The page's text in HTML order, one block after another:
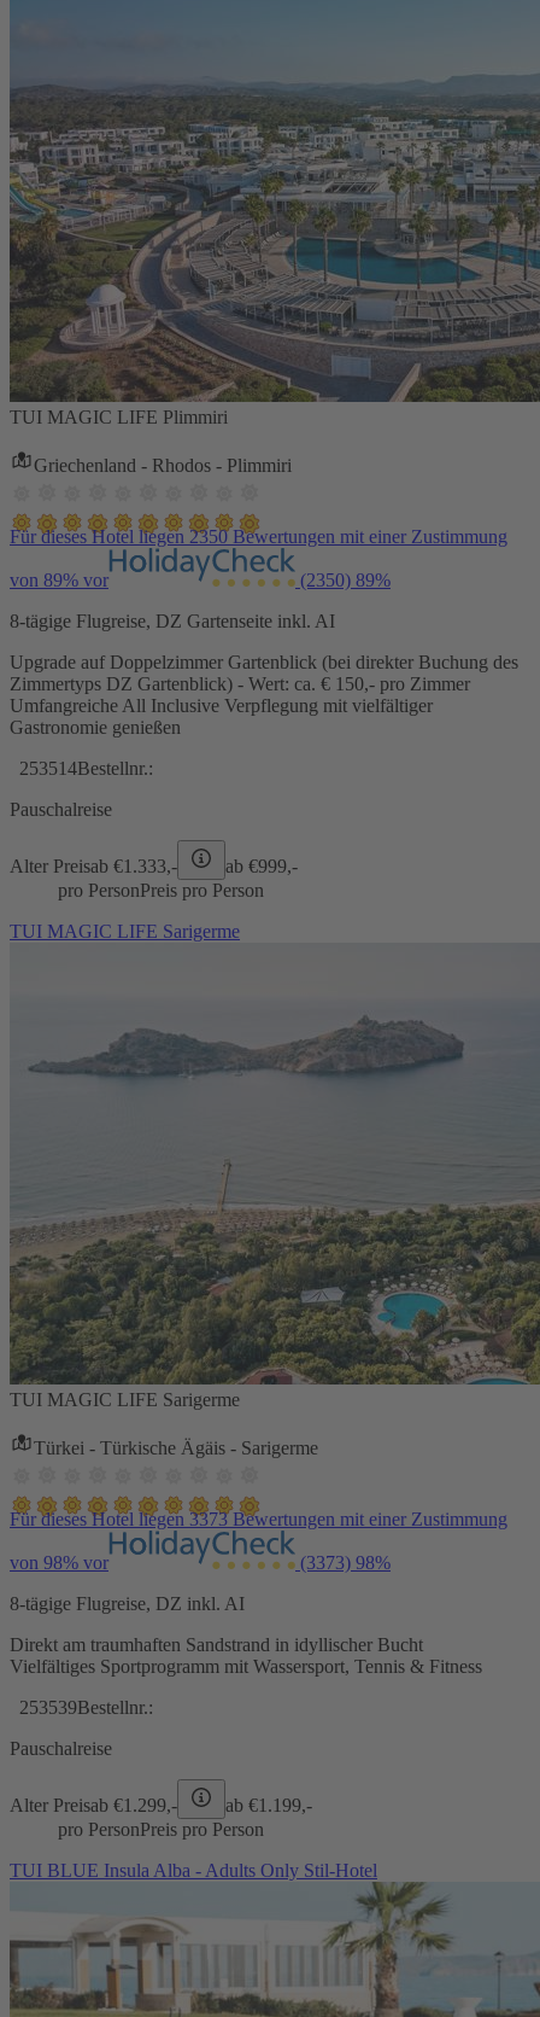
TUI MAGIC LIFE Plimmiri
Griechenland - Rhodos - Plimmiri
Für dieses Hotel liegen 2350 Bewertungen mit einer Zustimmung
von 89% vor (2350) 89%
8-tägige Flugreise, DZ Gartenseite inkl. AI
Upgrade auf Doppelzimmer Gartenblick (bei direkter Buchung des
Zimmertyps DZ Gartenblick) - Wert: ca. € 150,- pro Zimmer
Umfangreiche All Inclusive Verpflegung mit vielfältiger
Gastronomie genießen
253514Bestellnr.:
Pauschalreise
Alter Preisab €1.333,- ab €999,-
pro PersonPreis pro Person
TUI MAGIC LIFE Sarigerme
TUI MAGIC LIFE Sarigerme
Türkei - Türkische Ägäis - Sarigerme
Für dieses Hotel liegen 3373 Bewertungen mit einer Zustimmung
von 98% vor (3373) 98%
8-tägige Flugreise, DZ inkl. AI
Direkt am traumhaften Sandstrand in idyllischer Bucht
Vielfältiges Sportprogramm mit Wassersport, Tennis & Fitness
253539Bestellnr.:
Pauschalreise
Alter Preisab €1.299,- ab €1.199,-
pro PersonPreis pro Person
TUI BLUE Insula Alba - Adults Only Stil-Hotel